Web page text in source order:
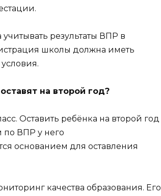
результаты ВПР в
школы должна иметь
на второй год?
Оставить ребёнка на второй год
по ВПР у него
основанием для оставления
качества образования. Его